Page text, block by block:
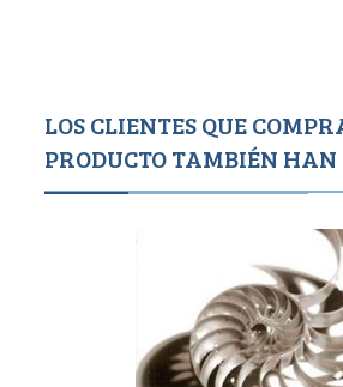
LOS CLIENTES QUE
PRODUCTO TAMBIÉN